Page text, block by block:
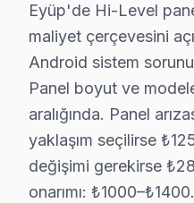
Güç Kartı, LED
Yazılım/
Yerinde onarım
Fiyatları etkileyen
Eyüp'de Hi-Level
Eyüp bölgesinde Hi-
Eyüp'de Hi-Level
maliyet çerçevesini
Android sistem
Panel boyut ve
aralığında. Panel
yaklaşım seçilirse
değişimi gerekirse
onarımı: